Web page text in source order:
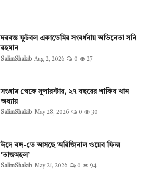
দরবস্ত ফুটবল একাডেমির সংবর্ধনায় অভিনেতা সনি
রহমান
SalimShakib Aug 2, 2026 0 27
সংগ্রাম থেকে সুপারস্টার, ২৭ বছরের শাকিব খান
অধ্যায়
SalimShakib May 28, 2026 0 30
ঈদে বঙ্গ-তে আসছে অরিজিনাল ওয়েব ফিল্ম
‘তাজমহল’
SalimShakib May 21, 2026 0 94